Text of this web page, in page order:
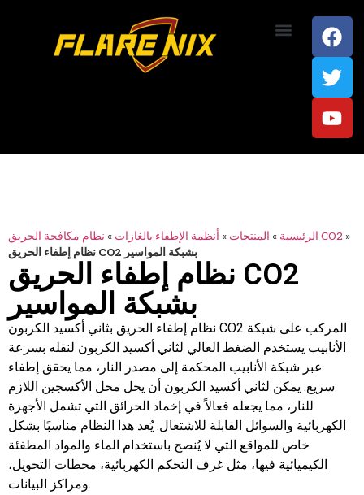
الرئيسية » المنتجات » أنظمة الإطفاء بالغازات » نظام مكافحة الحريق CO2 »
نظام إطفاء الحريق CO2 بشبكة المواسير
نظام إطفاء الحريق CO2
بشبكة المواسير
نظام إطفاء الحريق بثاني أكسيد الكربون CO2 المركب على شبكة
الأنابيب يستخدم الضغط العالي لثاني أكسيد الكربون لنقله بسرعة
عبر شبكة الأنابيب المحكمة إلى مصدر النار، مما يحقق إطفاء
سريع. يمكن لثاني أكسيد الكربون أن يحل محل الأكسجين اللازم
للنار، مما يجعله فعالاً في إخماد الحرائق التي تشمل الأجهزة
الكهربائية والسوائل القابلة للاشتعال. يُعد هذا النظام مناسبًا بشكل
خاص للمواقع التي لا يُنصح باستخدام الماء والمواد المطفئة
الكيميائية فيها، مثل غرف التحكم الكهربائية، محطات التحويل،
ومراكز البيانات.